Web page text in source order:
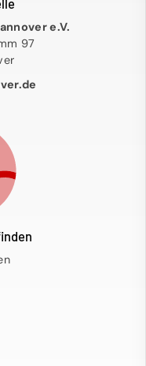
e.V.
97